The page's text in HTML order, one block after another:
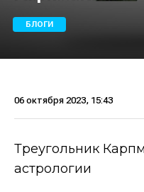
БЛОГИ
06 октября 2023, 15:43
Треугольник
астрологии